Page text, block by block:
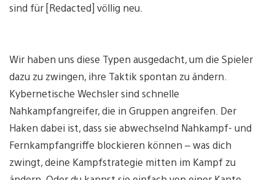
sind für [Redacted] völlig neu.
Wir haben uns diese Typen ausgedacht, um die Spieler
dazu zu zwingen, ihre Taktik spontan zu ändern.
Kybernetische Wechsler sind schnelle
Nahkampfangreifer, die in Gruppen angreifen. Der
Haken dabei ist, dass sie abwechselnd Nahkampf- und
Fernkampfangriffe blockieren können – was dich
zwingt, deine Kampfstrategie mitten im Kampf zu